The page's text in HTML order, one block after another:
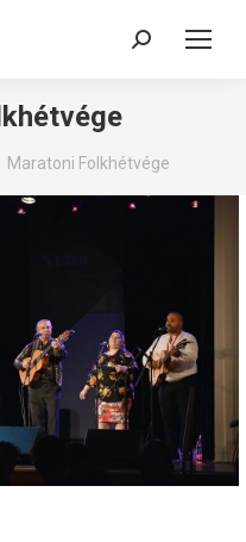
Search:
Maratoni Folkhétvége